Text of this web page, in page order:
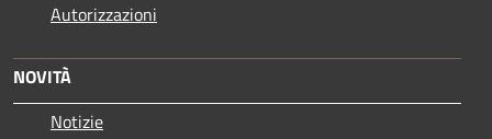
Autorizzazioni
NOVITÀ
Notizie